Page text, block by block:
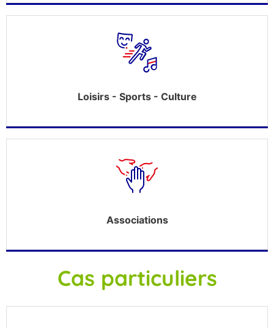
Loisirs - Sports - Culture
Associations
Cas particuliers